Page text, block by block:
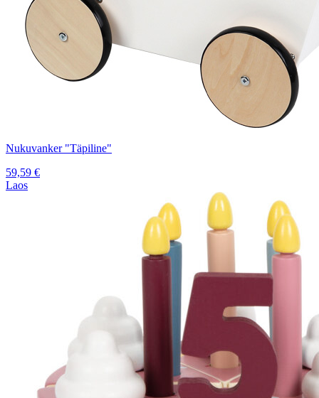
Nukuvanker "Täpiline"
59,59 €
Laos